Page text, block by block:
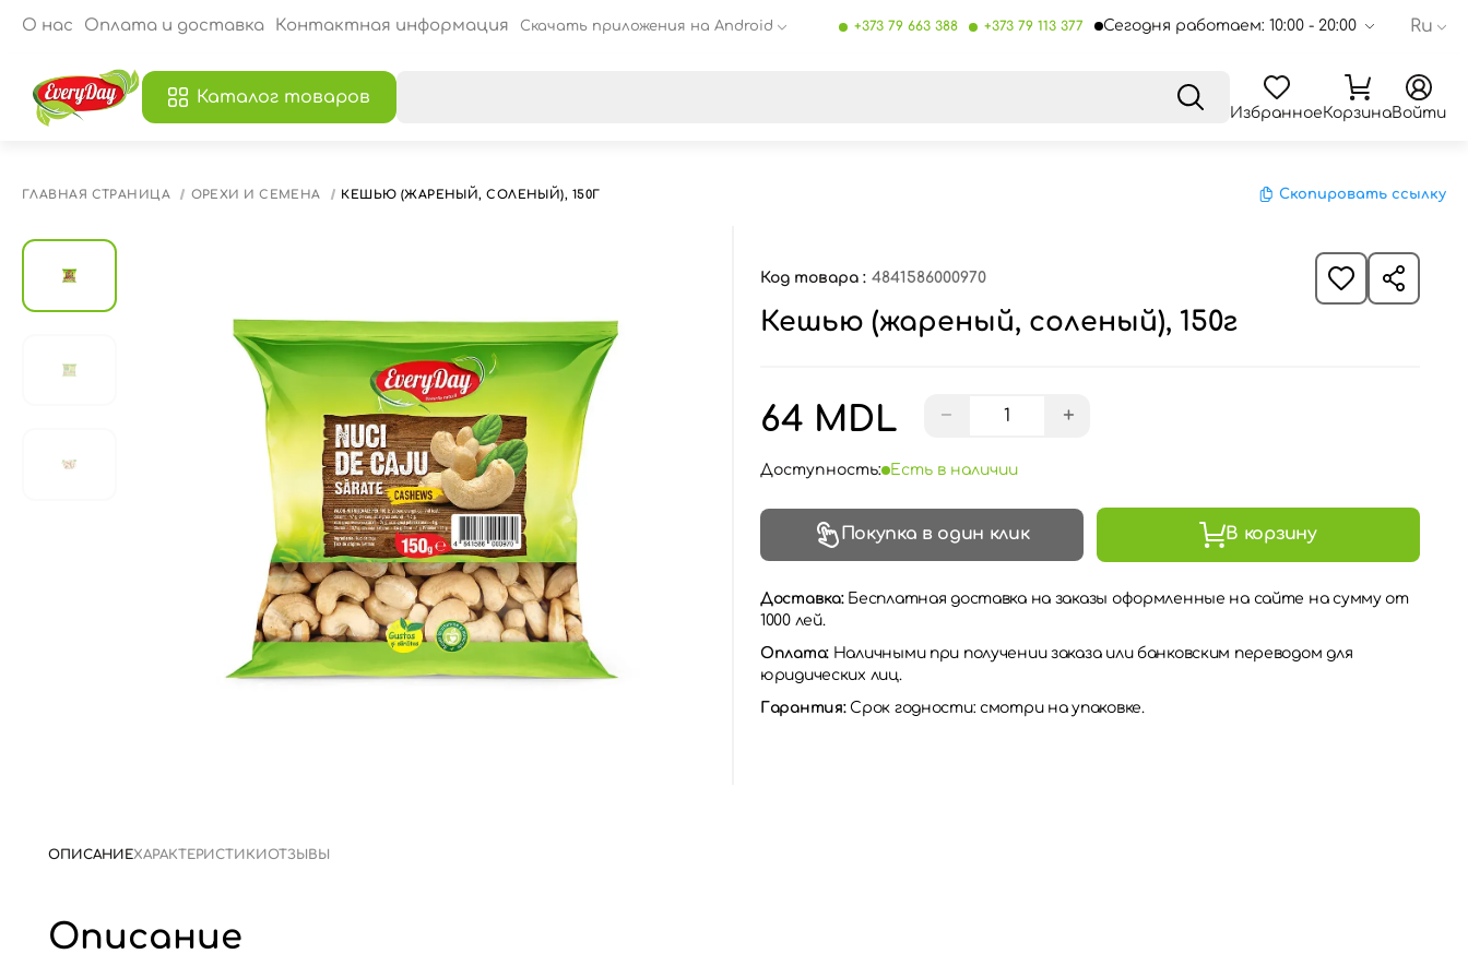
О нас Оплата и доставка Контактная информация Скачать приложения на Android +373 79 663 388 +373 79 113 377 Сегодня работаем: 10:00 - 20:00 Ru
Каталог товаров
ИзбранноеКорзинаВойти
ГЛАВНАЯ СТРАНИЦА ОРЕХИ И СЕМЕНА КЕШЬЮ (ЖАРЕНЫЙ, СОЛЕНЫЙ), 150Г Скопировать ссылку
Код товара : 4841586000970
Кешью (жареный, соленый), 150г
64 MDL − +
Доступность: Есть в наличии
Покупка в один клик В корзину
Доставка: Бесплатная доставка на заказы оформленные на сайте на сумму от
1000 лей.
Оплата: Наличными при получении заказа или банковским переводом для
юридических лиц.
Гарантия:Срок годности: смотри на упаковке.
ОПИСАНИЕХАРАКТЕРИСТИКИ ОТЗЫВЫ
Описание